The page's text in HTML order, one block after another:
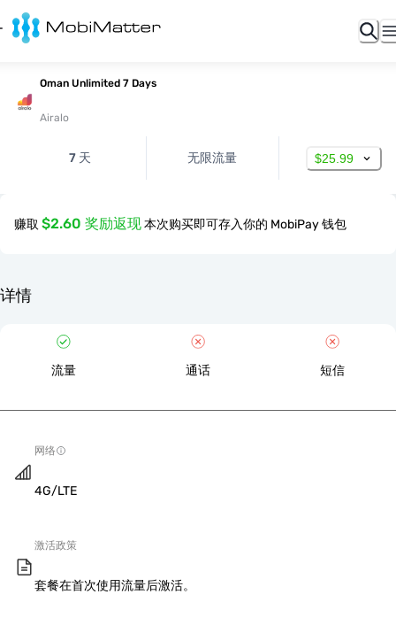
Oman Unlimited 7 Days
Airalo
7 天 无限流量 $25.99
赚取 $2.60 奖励返现本次购买即可存入你的 MobiPay 钱包
详情
流量 通话 短信
网络
4G/LTE
激活政策
套餐在首次使用流量后激活。